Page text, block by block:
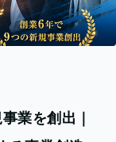
業を創出｜